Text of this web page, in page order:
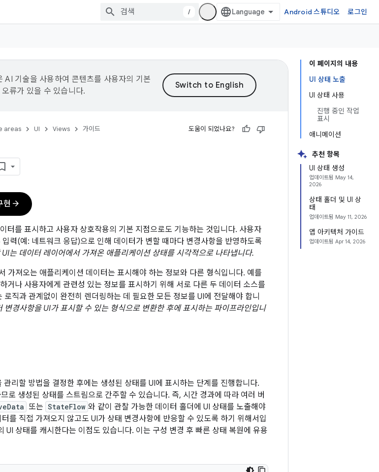
/ Android 스튜디오 로그인
이 페이지의 내용
UI 상태 노출
UI 상태 사용
진행 중인 작업
표시
애니메이션
추천 항목
UI 상태 생성
업데이트됨 May 14,
2026
상태 홀더 및 UI 상
태
업데이트됨 May 11, 2026
앱 아키텍처 가이드
업데이트됨 Apr 14, 2026
기술을 사용하여 콘텐츠를 사용자의 기본
류가 있을 수 있습니다.
areas UI Views 가이드 도움이 되었나요?
현 arrow_forward
터를 표시하고 사용자 상호작용의 기본 지점으로도 기능하는 것입니다. 사용자
력(예: 네트워크 응답)으로 인해 데이터가 변할 때마다 변경사항을 반영하도록
UI는 데이터 레이어에서 가져온 애플리케이션 상태를 시각적으로 나타냅니다.
가져오는 애플리케이션 데이터는 표시해야 하는 정보와 다른 형식입니다. 예를
거나 사용자에게 관련성 있는 정보를 표시하기 위해 서로 다른 두 데이터 소스를
직과 관계없이 완전히 렌더링하는 데 필요한 모든 정보를 UI에 전달해야 합니
변경사항을 UI가 표시할 수 있는 형식으로 변환한 후에 표시하는 파이프라인입니
리할 방법을 결정한 후에는 생성된 상태를 UI에 표시하는 단계를 진행합니다.
로 생성된 상태를 스트림으로 간주할 수 있습니다. 즉, 시간 경과에 따라 여러 버
또는 StateFlow 와 같이 관찰 가능한 데이터 홀더에 UI 상태를 노출해야
를 직접 가져오지 않고도 UI가 상태 변경사항에 반응할 수 있도록 하기 위해서입
UI 상태를 캐시한다는 이점도 있습니다. 이는 구성 변경 후 빠른 상태 복원에 유용